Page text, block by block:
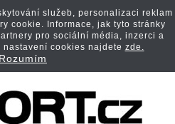
služeb, personalizaci reklam
cookie. Informace, jak tyto stránky
pro sociální média, inzerci a
cookies najdete zde.
Rozumím